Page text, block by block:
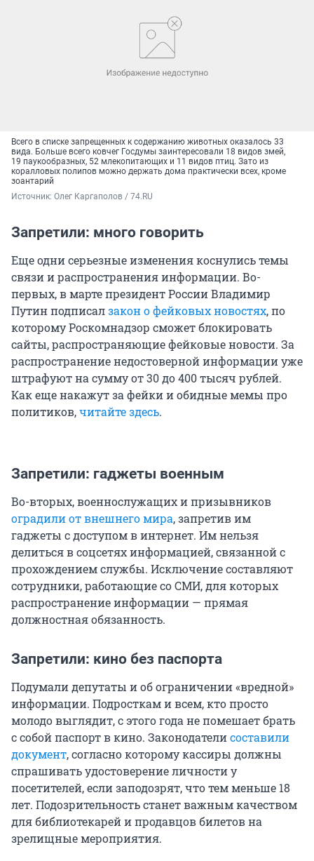
Всего в списке запрещенных к содержанию животных оказалось 33
вида. Больше всего ковчег Госдумы заинтересовали 18 видов змей,
19 паукообразных, 52 млекопитающих и 11 видов птиц. Зато из
коралловых полипов можно держать дома практически всех, кроме
зоантарий
Источник: Олег Каргаполов / 74.RU
Запретили: много говорить
Еще одни серьезные изменения коснулись темы
связи и распространения информации. Во-
первых, в марте президент России Владимир
Путин подписалзакон о фейковых новостях, по
которому Роскомнадзор сможет блокировать
сайты, распространяющие фейковые новости. За
распространение недостоверной информации уже
штрафуют на сумму от 30 до 400 тысяч рублей.
Как еще накажут за фейки и обидные мемы про
политиков,читайте здесь.
Запретили: гаджеты военным
Во-вторых, военнослужащих и призывников
оградили от внешнего мира, запретив им
гаджеты с доступом в интернет. Им нельзя
делиться в соцсетях информацией, связанной с
прохождением службы. Исключение составляют
сотрудники, работающие со СМИ, для которых
распространение информации — прямая
должностная обязанность.
Запретили: кино без паспорта
Подумали депутаты и об ограничении «вредной»
информации. Подросткам и всем, кто просто
молодо выглядит, с этого года не помешает брать
с собой паспорт в кино. Законодателисоставили
документ, согласно которому кассиры должны
спрашивать удостоверение личности у
посетителей, если заподозрят, что тем меньше 18
лет. Подозрительность станет важным качеством
для библиотекарей и продавцов билетов на
зрелищные мероприятия.